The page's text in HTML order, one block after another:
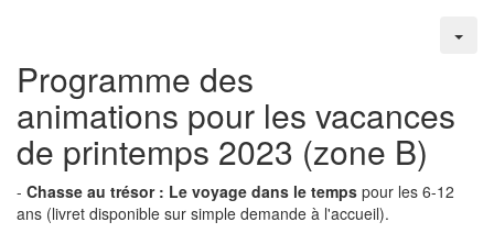
Programme des
animations pour les vacances
de printemps 2023 (zone B)
- Chasse au trésor : Le voyage dans le temps pour les 6-12
ans (livret disponible sur simple demande à l'accueil).